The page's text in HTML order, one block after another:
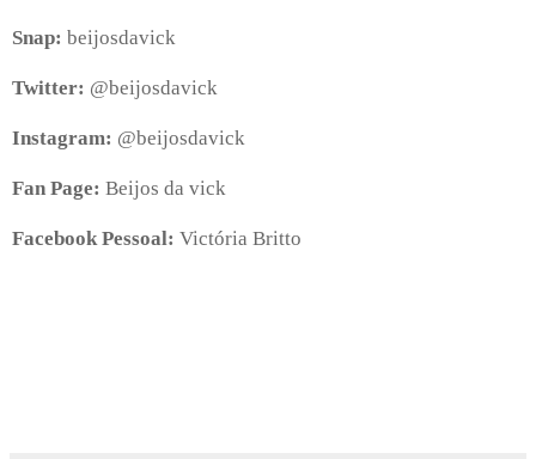
Snap: beijosdavick
Twitter: @beijosdavick
Instagram: @beijosdavick
Fan Page: Beijos da vick
Facebook Pessoal: Victória Britto